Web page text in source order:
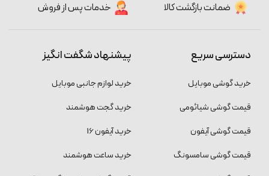
ضمانت بازگشت کالا خدمات پس از فروش
دسترسی سریع
خرید گوشی موبایل
قیمت گوشی شیائومی
قیمت گوشی آیفون
قیمت گوشی سامسونگ
پیشنهاد شگفت انگیز
خرید لوازم جانبی موبایل
خرید گجت هوشمند
خرید آیفون 16
خرید ساعت هوشمند